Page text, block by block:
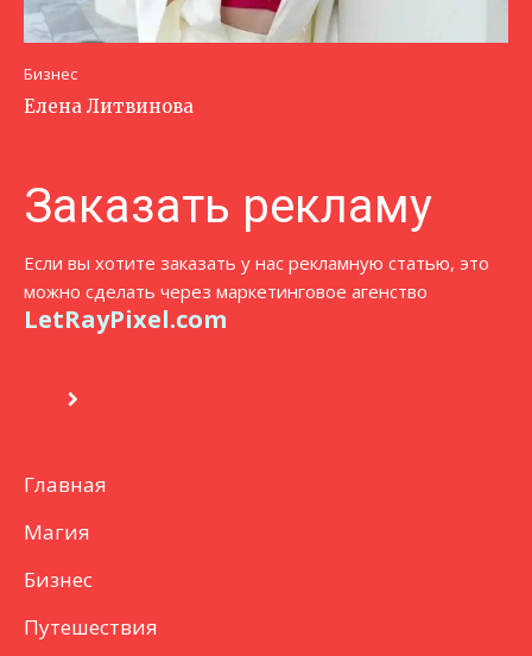
Бизнес
Елена Литвинова
Заказать рекламу
Если вы хотите заказать у нас рекламную статью, это
можно сделать через маркетинговое агенство
LetRayPixel.com
Главная
Магия
Бизнес
Путешествия